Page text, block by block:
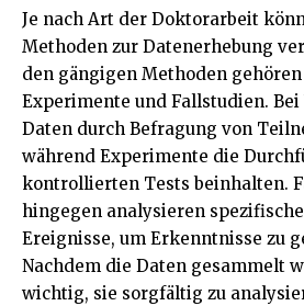
Je nach Art der Doktorarbeit
Methoden zur Datenerhebung
den gängigen Methoden
Experimente und Fallstudien.
Daten durch Befragung von
während Experimente die
kontrollierten Tests beinhalten.
hingegen analysieren
Ereignisse, um Erkenntnisse zu
Nachdem die Daten gesammelt
wichtig, sie sorgfältig zu